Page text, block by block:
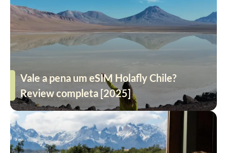
Vale a pena um eSIM Holafly Chile?
Review completa [2025]